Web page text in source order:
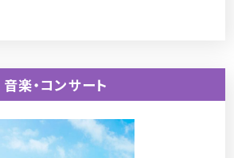
音楽・コンサート